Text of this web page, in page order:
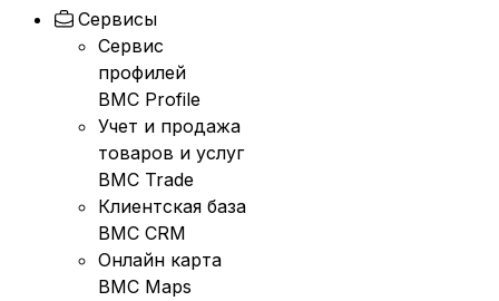
Сервисы
Сервис
профилей
BMC Profile
Учет и продажа
товаров и услуг
BMC Trade
Клиентская база
BMC CRM
Онлайн карта
BMC Maps